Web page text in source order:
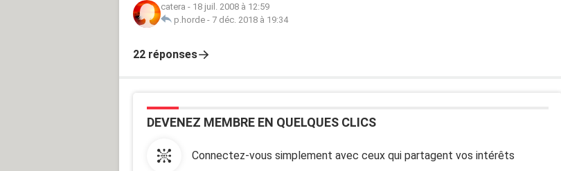
catera - 18 juil. 2008 à 12:59
p.horde - 7 déc. 2018 à 19:34
22 réponses
DEVENEZ MEMBRE EN QUELQUES CLICS
Connectez-vous simplement avec ceux qui partagent vos intérêts